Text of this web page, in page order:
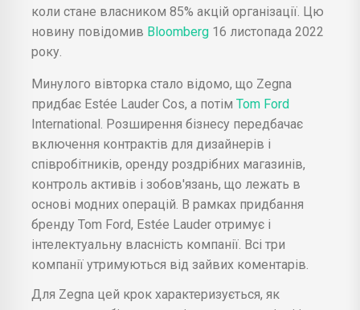
коли стане власником 85% акцій організації. Цю
новину повідомив Bloomberg 16 листопада 2022
року.
Минулого вівторка стало відомо, що Zegna
придбає Estée Lauder Cos, а потім Tom Ford
International. Розширення бізнесу передбачає
включення контрактів для дизайнерів і
співробітників, оренду роздрібних магазинів,
контроль активів і зобов'язань, що лежать в
основі модних операцій. В рамках придбання
бренду Tom Ford, Estée Lauder отримує і
інтелектуальну власність компанії. Всі три
компанії утримуються від зайвих коментарів.
Для Zegna цей крок характеризується, як